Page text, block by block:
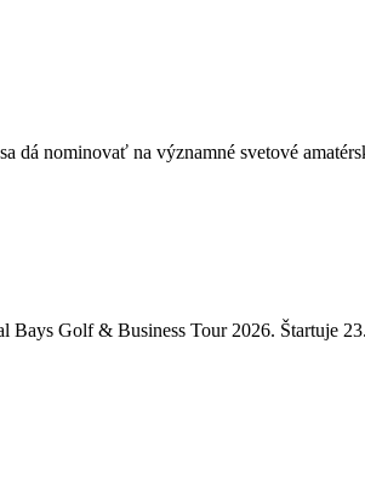
dá nominovať na významné svetové
Golf & Business Tour 2026. Štartuje